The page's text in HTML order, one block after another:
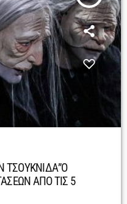
ΤΣΟΥΚΝΙΔΑ”Ο
ΑΠΟ ΤΙΣ 5